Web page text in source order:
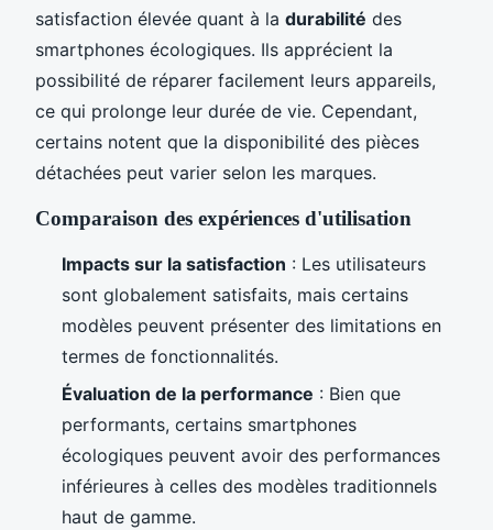
satisfaction élevée quant à la durabilité des
smartphones écologiques. Ils apprécient la
possibilité de réparer facilement leurs appareils,
ce qui prolonge leur durée de vie. Cependant,
certains notent que la disponibilité des pièces
détachées peut varier selon les marques.
Comparaison des expériences d'utilisation
Impacts sur la satisfaction : Les utilisateurs
sont globalement satisfaits, mais certains
modèles peuvent présenter des limitations en
termes de fonctionnalités.
Évaluation de la performance : Bien que
performants, certains smartphones
écologiques peuvent avoir des performances
inférieures à celles des modèles traditionnels
haut de gamme.